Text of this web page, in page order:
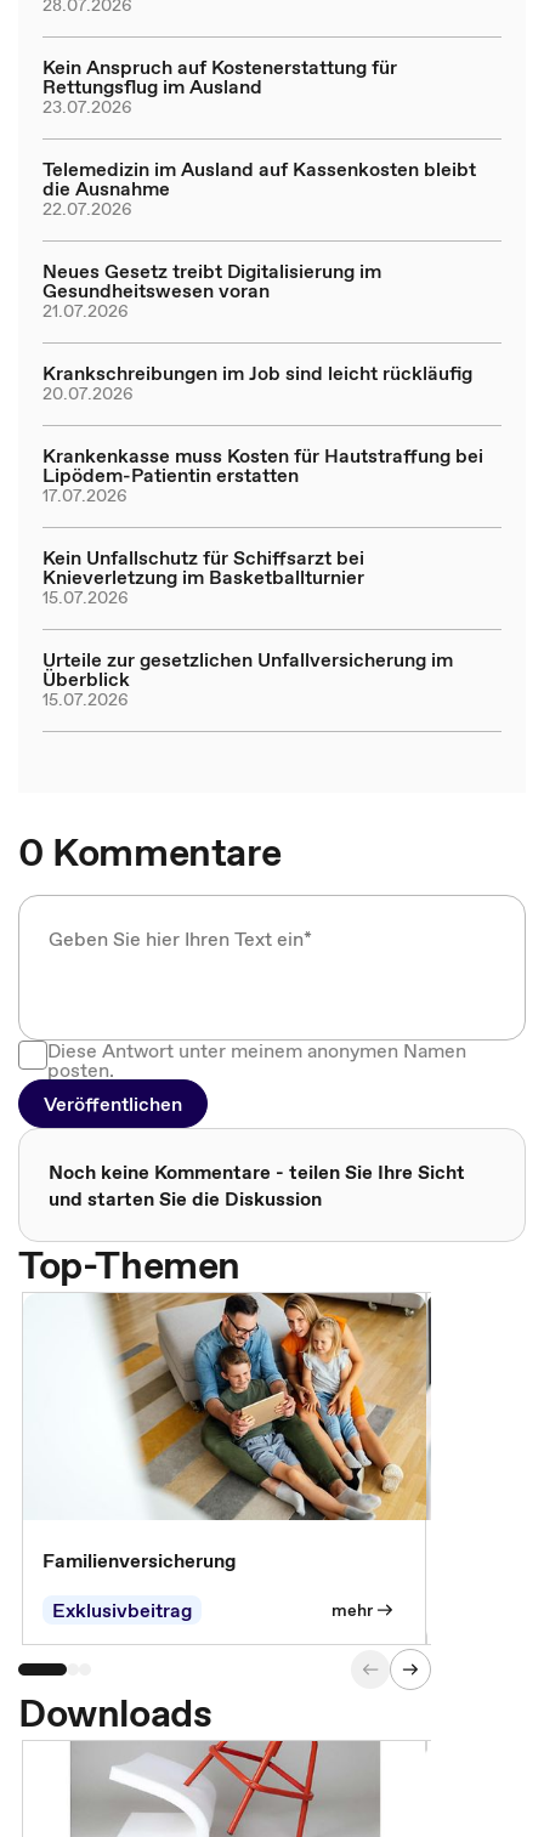
28.07.2026
Kein Anspruch auf Kostenerstattung für
Rettungsflug im Ausland
23.07.2026
Telemedizin im Ausland auf Kassenkosten bleibt
die Ausnahme
22.07.2026
Neues Gesetz treibt Digitalisierung im
Gesundheitswesen voran
21.07.2026
Krankschreibungen im Job sind leicht rückläufig
20.07.2026
Krankenkasse muss Kosten für Hautstraffung bei
Lipödem-Patientin erstatten
17.07.2026
Kein Unfallschutz für Schiffsarzt bei
Knieverletzung im Basketballturnier
15.07.2026
Urteile zur gesetzlichen Unfallversicherung im
Überblick
15.07.2026
0 Kommentare
Diese Antwort unter meinem anonymen Namen
posten.
Veröffentlichen
Noch keine Kommentare - teilen Sie Ihre Sicht
und starten Sie die Diskussion
Top-Themen
Familienversicherung
Exklusivbeitrag
mehr
Downloads